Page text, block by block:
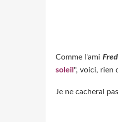
Comme l'ami Fred
soleil ", voici, rien
Je ne cacherai